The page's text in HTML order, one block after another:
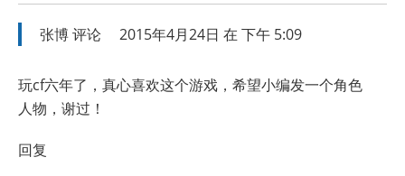
张博评论 2015年4月24日 在 下午 5:09
玩cf六年了，真心喜欢这个游戏，希望小编发一个角色
人物，谢过！
回复